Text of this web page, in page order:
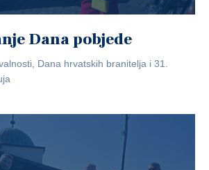
Dana pobjede
Dana hrvatskih branitelja i 31.